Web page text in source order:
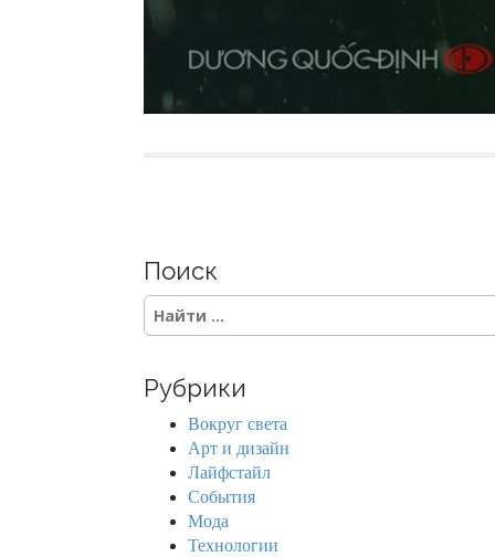
Поиск
S
c
Рубрики
Вокруг света
Арт и дизайн
Лайфстайл
События
Мода
Технологии